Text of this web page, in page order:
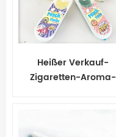
Heißer Verkauf-
Zigaretten-Aroma-